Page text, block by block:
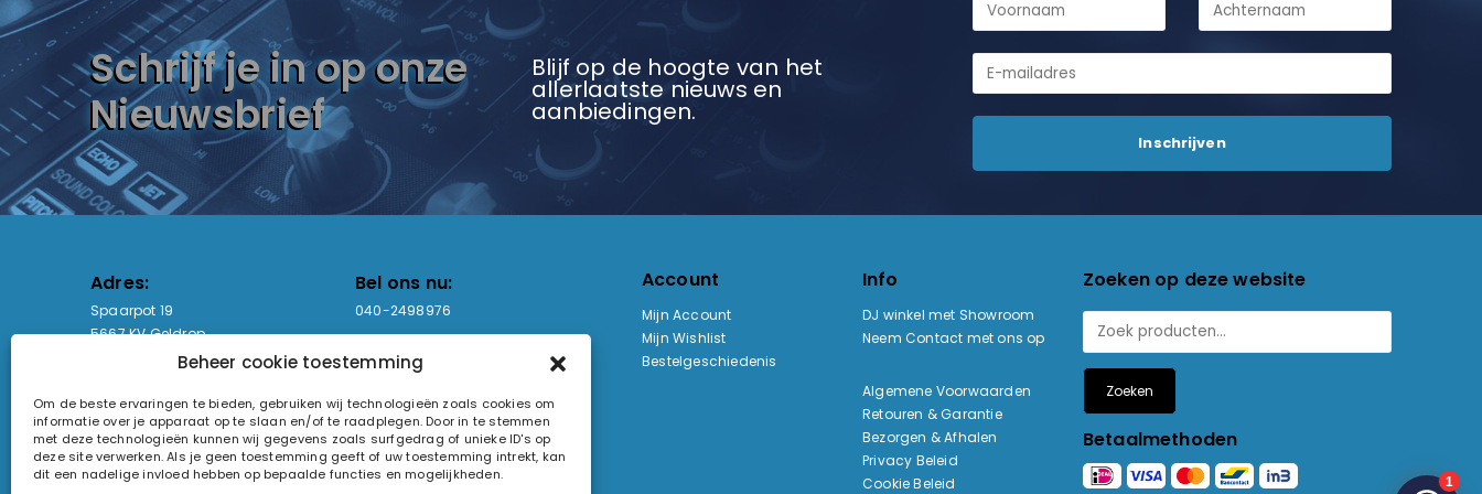
Beheer cookie toestemming
Om de beste ervaringen te bieden, gebruiken wij technologieën zoals cookies om
informatie over je apparaat op te slaan en/of te raadplegen. Door in te stemmen
met deze technologieën kunnen wij gegevens zoals surfgedrag of unieke ID's op
deze site verwerken. Als je geen toestemming geeft of uw toestemming intrekt, kan
dit een nadelige invloed hebben op bepaalde functies en mogelijkheden.
Schrijf je in op onze
Nieuwsbrief
Blijf op de hoogte van het
allerlaatste nieuws en
aanbiedingen.
Adres:
Spaarpot 19
5667 KV Geldrop
Bel ons nu:
040-2498976
sales@lightandsound.store
Openingstijden:
Ma - Vr: 09:00-17:00
Za: Enkel op afspraak
KvK-nummer: 60857196
Btw-nummer: NL854090368B01
Account
Mijn Account
Mijn Wishlist
Bestelgeschiedenis
Info
DJ winkel met Showroom
Neem Contact met ons op
Algemene Voorwaarden
Retouren & Garantie
Bezorgen & Afhalen
Privacy Beleid
Cookie Beleid
Zoeken op deze website
Zoeken
Betaalmethoden